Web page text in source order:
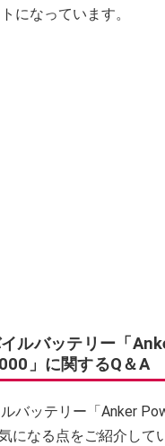
になっています。
ルバッテリー「
」に関するQ＆A
バッテリー「Anker
になる点をご紹介して